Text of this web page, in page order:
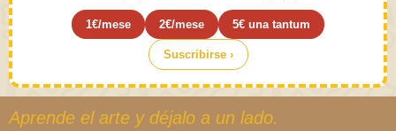
1€/mese 2€/mese 5€ una tantum
Suscribirse ›
Aprende el arte y déjalo a un lado.